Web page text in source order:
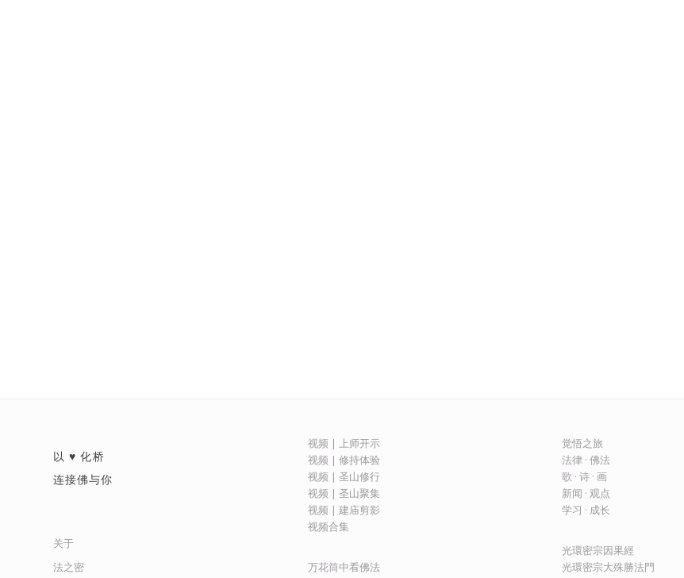
以 ♥ 化桥
连接佛与你
关于
法之密
视频 | 上师开示
视频 | 修持体验
视频 | 圣山修行
视频 | 圣山聚集
视频 | 建庙剪影
视频合集
万花筒中看佛法
觉悟之旅
法律 · 佛法
歌 · 诗 · 画
新闻 · 观点
学习 · 成长
光環密宗因果經
光環密宗大殊勝法門